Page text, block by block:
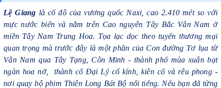
Lệ Giang là cố đô của vương quốc Naxi, cao 2.410 mét so với
mực nước biển và nằm trên Cao nguyên Tây Bắc Vân Nam ở
miền Tây Nam Trung Hoa. Tọa lạc dọc theo tuyến thương mại
quan trọng mà trước đây là một phần của Con đường Tơ lụa từ
Vân Nam qua Tây Tạng, Côn Minh - thành phố mùa xuân bạt
ngàn hoa nở, thành cổ Đại Lý cổ kính, kiên cố và rêu phong -
nơi quay bộ phim Thiên Long Bát Bộ nổi tiếng. Nếu bạn đã từng